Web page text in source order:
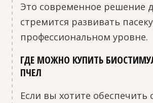
Это современное решение
стремится развивать
профессиональном уровне.
ГДЕ МОЖНО КУПИТЬ
ПЧЕЛ
Если вы хотите обеспечить